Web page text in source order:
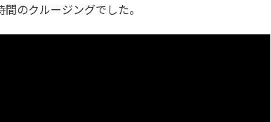
のクルージングでした。